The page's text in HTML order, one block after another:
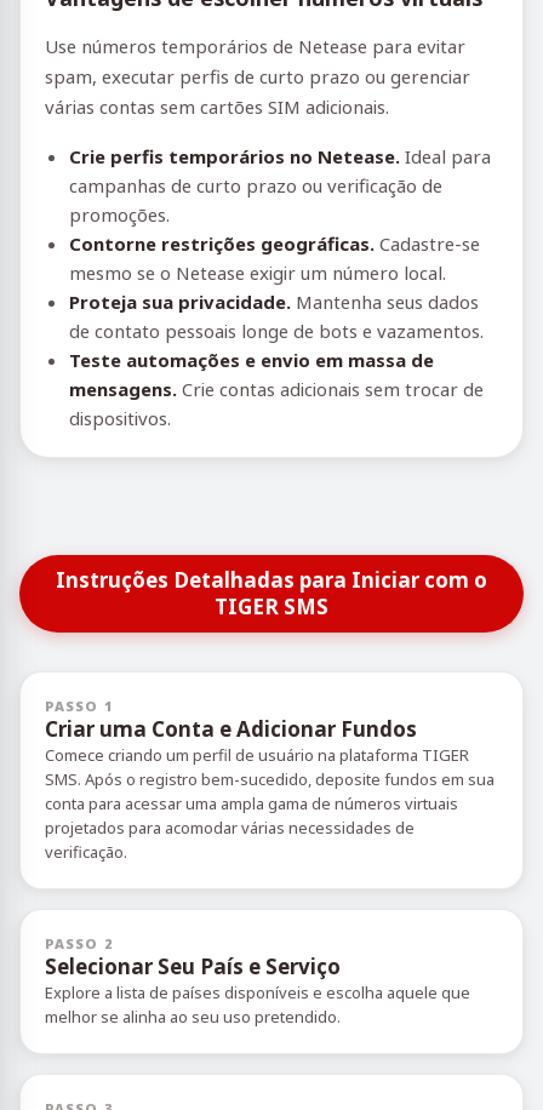
Use números temporários de Netease para evitar
spam, executar perfis de curto prazo ou gerenciar
várias contas sem cartões SIM adicionais.
Crie perfis temporários no Netease. Ideal para
campanhas de curto prazo ou verificação de
promoções.
Contorne restrições geográficas. Cadastre-se
mesmo se o Netease exigir um número local.
Proteja sua privacidade. Mantenha seus dados
de contato pessoais longe de bots e vazamentos.
Teste automações e envio em massa de
mensagens. Crie contas adicionais sem trocar de
dispositivos.
Instruções Detalhadas para Iniciar com o
TIGER SMS
PASSO 1
Criar uma Conta e Adicionar Fundos
Comece criando um perfil de usuário na plataforma TIGER
SMS. Após o registro bem-sucedido, deposite fundos em sua
conta para acessar uma ampla gama de números virtuais
projetados para acomodar várias necessidades de
verificação.
PASSO 2
Selecionar Seu País e Serviço
Explore a lista de países disponíveis e escolha aquele que
melhor se alinha ao seu uso pretendido.